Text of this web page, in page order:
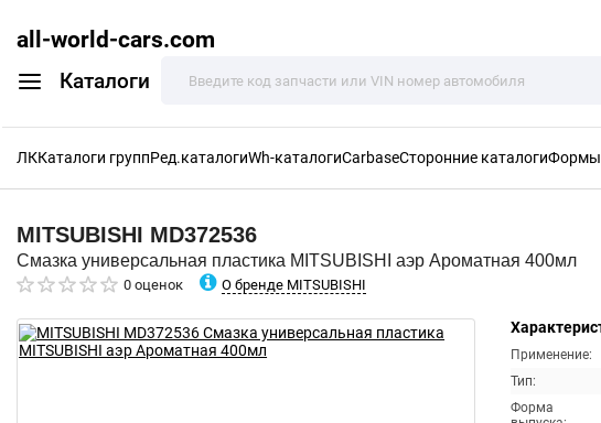
all-world-cars.com
Каталоги
ЛККаталоги группРед.каталогиWh-каталогиCarbaseСторонние каталогиФормы
MITSUBISHI MD372536
Смазка универсальная пластика MITSUBISHI аэр Ароматная 400мл
0 оценок О бренде MITSUBISHI
Применение:
Тип:
Форма